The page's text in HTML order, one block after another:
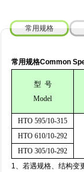
常用规格
常用规格Common
型 号
Model
HTO 595/10-315
HTO 610/10-292
HTO 305/10-292
1、若遇规格、结构变